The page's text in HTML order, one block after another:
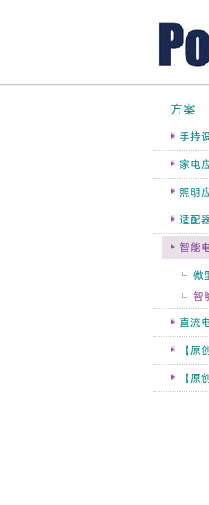
方案
手持
家电
照明
适配
智能
微
智
直流
【原
【原